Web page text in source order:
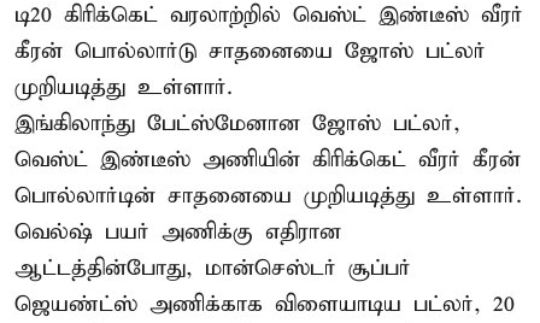
டி20 கிரிக்கெட் வரலாற்றில் வெஸ்ட் இண்டீஸ் வீரர்
கீரன் பொல்லார்டு சாதனையை ஜோஸ் பட்லர்
முறியடித்து உள்ளார்.
இங்கிலாந்து பேட்ஸ்மேனான ஜோஸ் பட்லர்,
வெஸ்ட் இண்டீஸ் அணியின் கிரிக்கெட் வீரர் கீரன்
பொல்லார்டின் சாதனையை முறியடித்து உள்ளார்.
வெல்ஷ் பயர் அணிக்கு எதிரான
ஆட்டத்தின்போது, மான்செஸ்டர் சூப்பர்
ஜெயண்ட்ஸ் அணிக்காக விளையாடிய பட்லர், 20